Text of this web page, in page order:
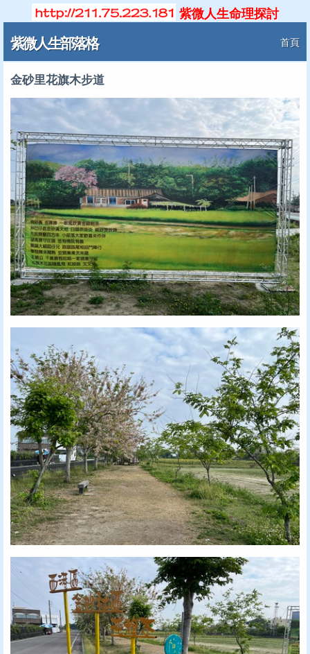
紫微人生命理探討
紫微人生部落格 首頁
金砂里花旗木步道